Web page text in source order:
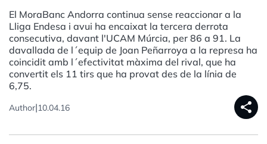
El MoraBanc Andorra continua sense reaccionar a la
Lliga Endesa i avui ha encaixat la tercera derrota
consecutiva, davant l'UCAM Múrcia, per 86 a 91. La
davallada de l´equip de Joan Peñarroya a la represa ha
coincidit amb l´efectivitat màxima del rival, que ha
convertit els 11 tirs que ha provat des de la línia de
6,75.
Author|10.04.16 share